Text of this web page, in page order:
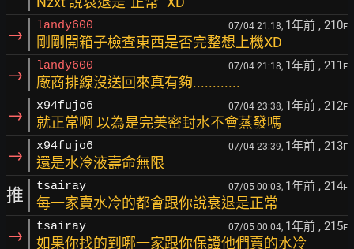
→ landy600 07/04 21:18, 1年前 , 210F
剛剛開箱子檢查東西是否完整想上機XD
→ landy600 07/04 21:18, 1年前 , 211 F
廠商排線沒送回來真有夠............
→ x94fujo6 07/04 23:38, 1年前 , 212F
就正常啊 以為是完美密封水不會蒸發嗎
→ x94fujo6 07/04 23:39, 1年前 , 213F
還是水冷液壽命無限
推 tsairay 07/05 00:03, 1年前 , 214F
每一家賣水冷的都會跟你說衰退是正常
→ tsairay 07/05 00:04, 1年前 , 215F
如果你找的到哪一家跟你保證他們賣的水冷